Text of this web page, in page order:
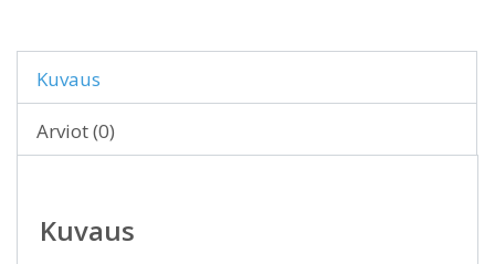
Kuvaus
Arviot (0)
Kuvaus